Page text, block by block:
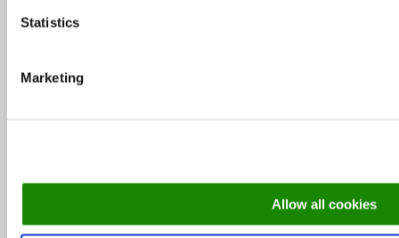
Statistics
Marketing
Allow all cookies
København
landet